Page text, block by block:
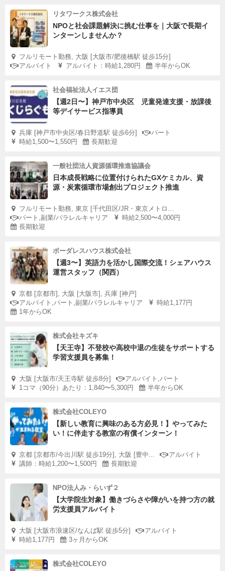
リタワークス株式会社
NPOと社会課題解決に挑む仕事を｜大阪で長期イ
ンターンしませんか？
フルリモート勤務, 大阪 [大阪市/肥後橋駅 徒歩15分]
アルバイト
アルバイト：時給1,280円 半年からOK
社会福祉法人イエス団
【週2日〜】神戸市中央区 児童発達支援・放課後
等デイサービス指導員
兵庫 [神戸市中央区/春日野道駅 徒歩6分]
パート
時給1,500〜1,550円
長期歓迎
一般社団法人資源循環推進協議会
日本成長戦略に位置付けられたGXケミカル、資
源・炭素循環市場創出プロジェクト推進
フルリモート勤務, 東京 [千代田区/JR・東京メトロ...
パート,副業/パラレルキャリア
時給2,500〜4,000円
長期歓迎
ボーダレスハウス株式会社
【週3〜】英語力を活かし国際交流！シェアハウス
運営スタッフ（関西）
京都 [京都市], 大阪 [大阪市], 兵庫 [神戸]
アルバイト,パート,副業/パラレルキャリア
時給1,177円
1年からOK
株式会社キズキ
【天王寺】不登校や高校中退の生徒をサポートする
学習支援員を募集！
大阪 [大阪市/天王寺駅 徒歩8分]
アルバイト,パート
1コマ（90分）あたり：1,840〜5,300円
半年からOK
株式会社COLEYO
【新しい教育に興味のある方必見！】やってみた
い！に伴走する教室の有償インターン！
京都 [京都市/今出川駅 徒歩19分], 大阪 [豊中...
アルバイト
講師：時給1,200〜1,500円
長期歓迎
NPO法人み・らいず２
【大学院生対象】働きづらさや障がいを持つ方の就
労支援員アルバイト
大阪 [大阪市浪速区/なんば駅 徒歩5分]
アルバイト
時給1,177円
3ヶ月からOK
株式会社COLEYO